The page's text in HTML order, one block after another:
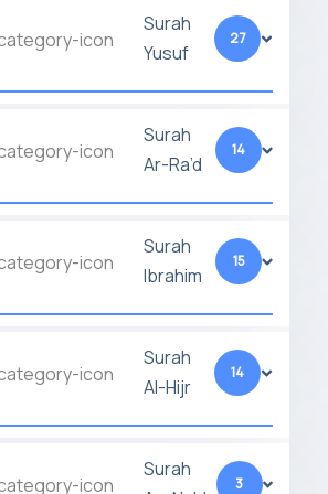
Surah
Yusuf
27
Surah
Ar-Ra’d
14
Surah
Ibrahim
15
Surah
Al-Hijr
14
Surah
3